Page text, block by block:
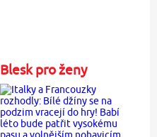
Blesk pro ženy